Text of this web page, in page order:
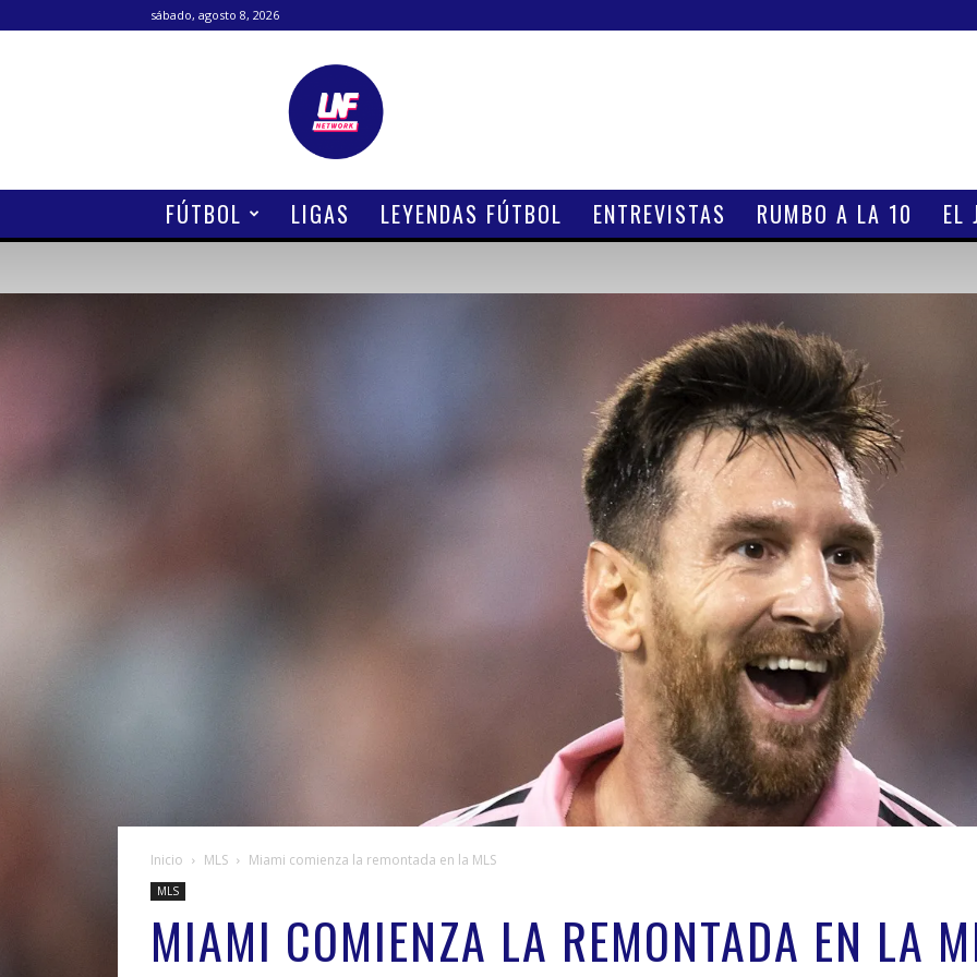
sábado, agosto 8, 2026
Lanetafutbolera
FÚTBOL LIGAS LEYENDAS FÚTBOL ENTREVISTAS RUMBO A LA 10 EL
Inicio MLS Miami comienza la remontada en la MLS
MLS
MIAMI COMIENZA LA REMONTADA EN LA